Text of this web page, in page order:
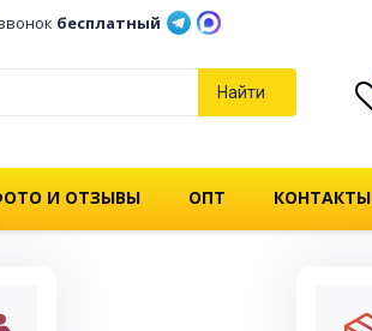
звонок бесплатный
Найти
И ОТЗЫВЫ ОПТ КОНТАКТЫ